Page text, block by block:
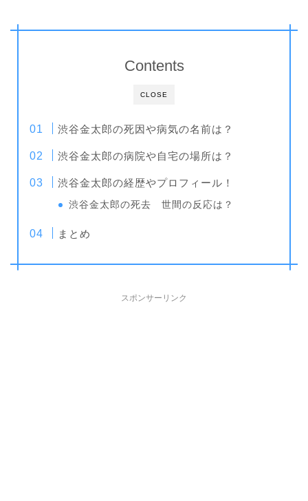
CLOSE
Contents
渋谷金太郎の死因や病気の名前は？
渋谷金太郎の病院や自宅の場所は？
渋谷金太郎の経歴やプロフィール！
渋谷金太郎の死去 世間の反応は？
まとめ
スポンサーリンク